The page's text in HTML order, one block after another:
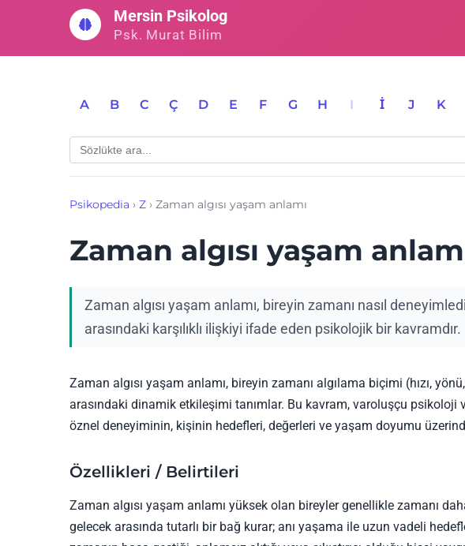
Mersin Psikolog
Psk. Murat Bilim
A B C Ç D E F G H I İ J K
Psikopedia › Z › Zaman algısı yaşam anlamı
Zaman algısı yaşam
Zaman algısı yaşam anlamı, bireyin zamanı nasıl
arasındaki karşılıklı ilişkiyi ifade eden psikolojik bir kavramdır.
Zaman algısı yaşam anlamı, bireyin zamanı algılama biçimi (hızı,
arasındaki dinamik etkileşimi tanımlar. Bu kavram, varoluşçu psikoloji
öznel deneyiminin, kişinin hedefleri, değerleri ve yaşam doyumu
Özellikleri / Belirtileri
Zaman algısı yaşam anlamı yüksek olan bireyler genellikle zamanı
gelecek arasında tutarlı bir bağ kurar; anı yaşama ile uzun vadeli